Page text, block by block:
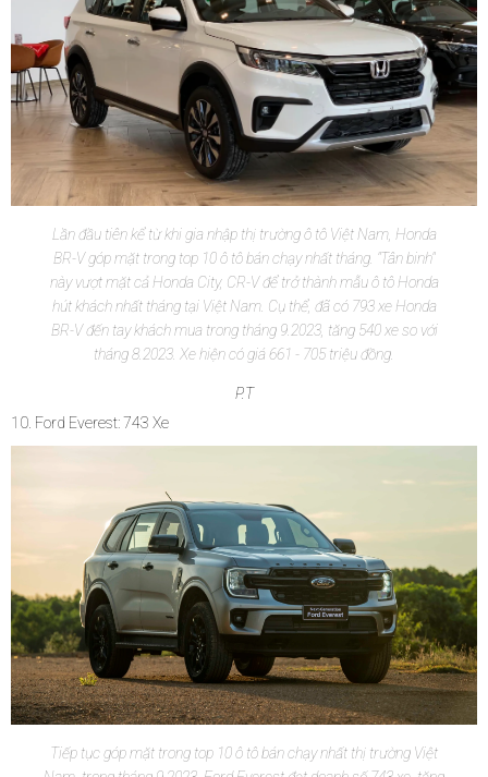
Lần đầu tiên kể từ khi gia nhập thị trường ô tô Việt Nam, Honda
BR-V góp mặt trong top 10 ô tô bán chạy nhất tháng. "Tân binh"
này vượt mặt cả Honda City, CR-V để trở thành mẫu ô tô Honda
hút khách nhất tháng tại Việt Nam. Cụ thể, đã có 793 xe Honda
BR-V đến tay khách mua trong tháng 9.2023, tăng 540 xe so với
tháng 8.2023. Xe hiện có giá 661 - 705 triệu đồng.
P.T
10. Ford Everest: 743 Xe
Tiếp tục góp mặt trong top 10 ô tô bán chạy nhất thị trường Việt